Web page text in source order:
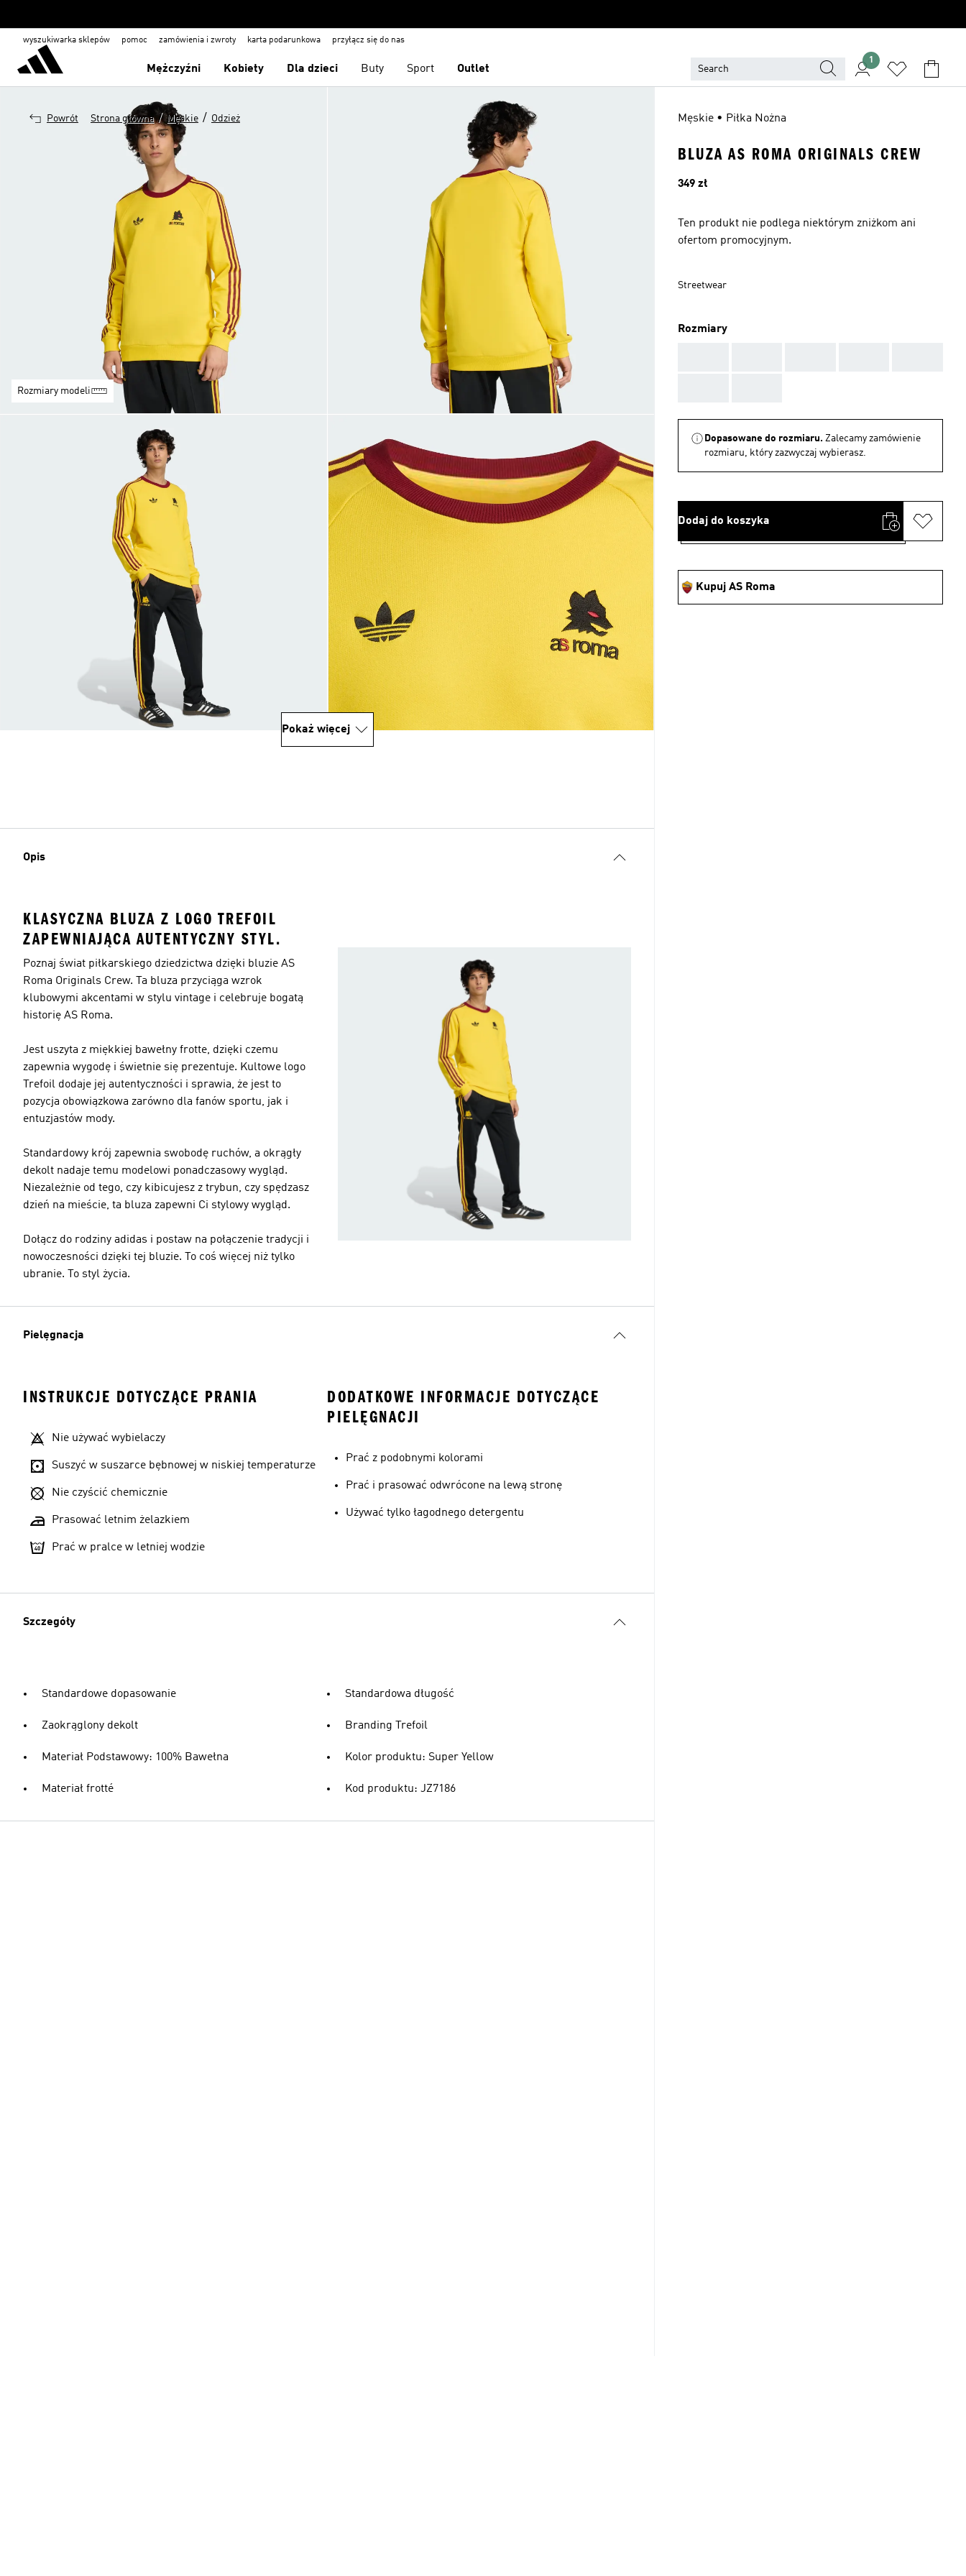
wyszukiwarka sklepów pomoc zamówienia i zwroty karta podarunkowa przyłącz się do nas
Mężczyźni Kobiety Dla dzieci Buty Sport Outlet
1
Powrót Strona główna / Męskie / Odzież
Rozmiary modeli
Pokaż więcej
Opis
KLASYCZNA BLUZA Z LOGO TREFOIL
ZAPEWNIAJĄCA AUTENTYCZNY STYL.
Poznaj świat piłkarskiego dziedzictwa dzięki bluzie AS
Roma Originals Crew. Ta bluza przyciąga wzrok
klubowymi akcentami w stylu vintage i celebruje bogatą
historię AS Roma.
Jest uszyta z miękkiej bawełny frotte, dzięki czemu
zapewnia wygodę i świetnie się prezentuje. Kultowe logo
Trefoil dodaje jej autentyczności i sprawia, że jest to
pozycja obowiązkowa zarówno dla fanów sportu, jak i
entuzjastów mody.
Standardowy krój zapewnia swobodę ruchów, a okrągły
dekolt nadaje temu modelowi ponadczasowy wygląd.
Niezależnie od tego, czy kibicujesz z trybun, czy spędzasz
dzień na mieście, ta bluza zapewni Ci stylowy wygląd.
Dołącz do rodziny adidas i postaw na połączenie tradycji i
nowoczesności dzięki tej bluzie. To coś więcej niż tylko
ubranie. To styl życia.
Pielęgnacja
INSTRUKCJE DOTYCZĄCE PRANIA
Nie używać wybielaczy
Suszyć w suszarce bębnowej w niskiej temperaturze
Nie czyścić chemicznie
Prasować letnim żelazkiem
Prać w pralce w letniej wodzie
DODATKOWE INFORMACJE DOTYCZĄCE
PIELĘGNACJI
Prać z podobnymi kolorami
Prać i prasować odwrócone na lewą stronę
Używać tylko łagodnego detergentu
Szczegóły
Standardowe dopasowanie
Zaokrąglony dekolt
Materiał Podstawowy: 100% Bawełna
Materiał frotté
Standardowa długość
Branding Trefoil
Kolor produktu: Super Yellow
Kod produktu: JZ7186
Męskie • Piłka Nożna
BLUZA AS ROMA ORIGINALS CREW
Cena
349 zł
Ten produkt nie podlega niektórym zniżkom ani
ofertom promocyjnym.
Streetwear
Rozmiary
Dopasowane do rozmiaru. Zalecamy zamówienie
rozmiaru, który zazwyczaj wybierasz.
Dodaj do koszyka
Kupuj AS Roma